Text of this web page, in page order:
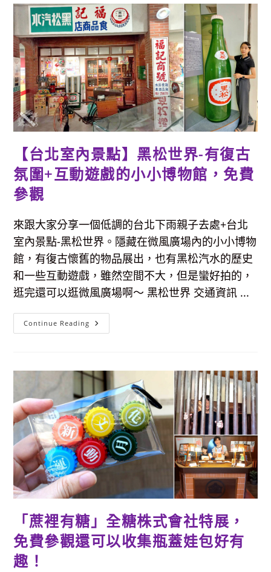
台-
全
新
整
修
開
放，
近
距
離
看
飛
機
【台北室內景點】黑松世界-有復古
氛圍+互動遊戲的小小博物館，免費
參觀
來跟大家分享一個低調的台北下雨親子去處+台北
室內景點-黑松世界。隱藏在微風廣場內的小小博物
館，有復古懷舊的物品展出，也有黑松汽水的歷史
和一些互動遊戲，雖然空間不大，但是蠻好拍的，
逛完還可以逛微風廣場啊～ 黑松世界 交通資訊 ...
Continue Reading 【台
北
黑
松
世
界-
有
復
古
氛
圍
+互
動
遊
戲
的
小
物
館，
免
費
「蔗裡有糖」全糖株式會社特展，
免費參觀還可以收集瓶蓋娃包好有
趣！